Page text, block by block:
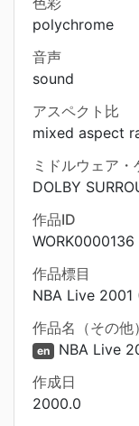
polychrome
音声
sound
アスペクト比
mixed aspect
ミドルウェア
DOLBY
作品ID
WORK0000136
作品標目
NBA Live 2001
作品名（その他）
en NBA Live
作成日
2000.0